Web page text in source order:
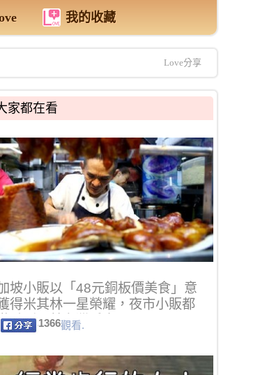
我的收藏
Love分享
家都在看
坡小販以「48元銅板價美食」意
得米其林一星榮耀，夜市小販都
勵到要替台灣爭光了！
1366觀看.